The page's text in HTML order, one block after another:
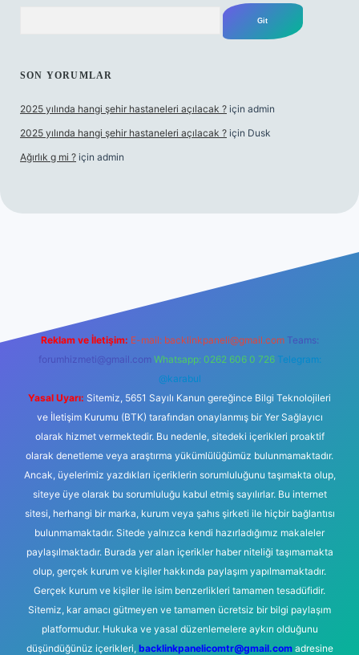
SON YORUMLAR
2025 yılında hangi şehir hastaneleri açılacak ? için admin
2025 yılında hangi şehir hastaneleri açılacak ? için Dusk
Ağırlık g mi ? için admin
Reklam ve İletişim: E-mail: backlinkpaneli@gmail.com Teams:
forumhizmeti@gmail.com Whatsapp: 0262 606 0 726 Telegram:
@karabul
Yasal Uyarı: Sitemiz, 5651 Sayılı Kanun gereğince Bilgi Teknolojileri
ve İletişim Kurumu (BTK) tarafından onaylanmış bir Yer Sağlayıcı
olarak hizmet vermektedir. Bu nedenle, sitedeki içerikleri proaktif
olarak denetleme veya araştırma yükümlülüğümüz bulunmamaktadır.
Ancak, üyelerimiz yazdıkları içeriklerin sorumluluğunu taşımakta olup,
siteye üye olarak bu sorumluluğu kabul etmiş sayılırlar. Bu internet
sitesi, herhangi bir marka, kurum veya şahıs şirketi ile hiçbir bağlantısı
bulunmamaktadır. Sitede yalnızca kendi hazırladığımız makaleler
paylaşılmaktadır. Burada yer alan içerikler haber niteliği taşımamakta
olup, gerçek kurum ve kişiler hakkında paylaşım yapılmamaktadır.
Gerçek kurum ve kişiler ile isim benzerlikleri tamamen tesadüfidir.
Sitemiz, kar amacı gütmeyen ve tamamen ücretsiz bir bilgi paylaşım
platformudur. Hukuka ve yasal düzenlemelere aykırı olduğunu
düşündüğünüz içerikleri, backlinkpanelicomtr@gmail.comadresine